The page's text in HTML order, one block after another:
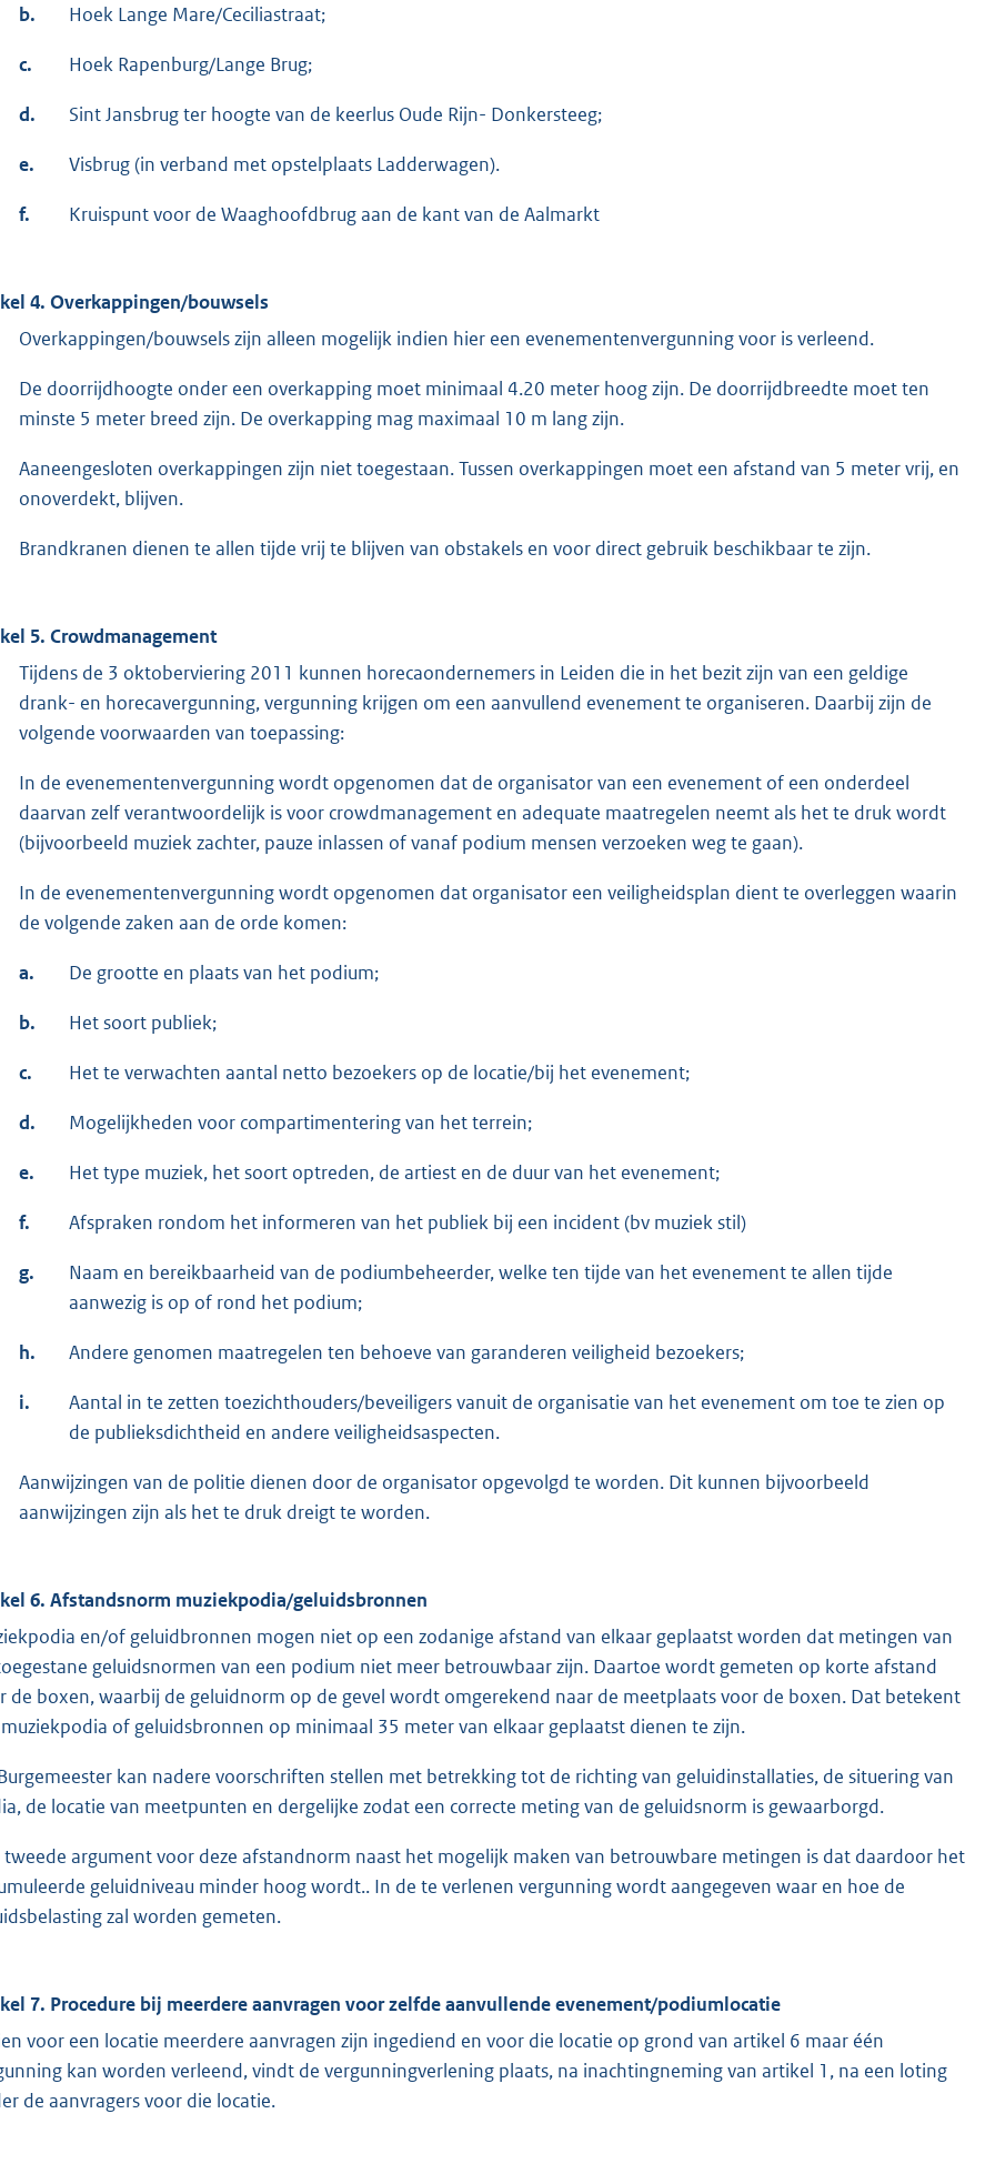
b. Hoek Lange Mare/Ceciliastraat;
c. Hoek Rapenburg/Lange Brug;
d. Sint Jansbrug ter hoogte van de keerlus Oude Rijn- Donkersteeg;
e. Visbrug (in verband met opstelplaats Ladderwagen).
f. Kruispunt voor de Waaghoofdbrug aan de kant van de Aalmarkt
4. Overkappingen/bouwsels
Overkappingen/bouwsels zijn alleen mogelijk indien hier een evenementenvergunning voor is verleend.
De doorrijdhoogte onder een overkapping moet minimaal 4.20 meter hoog zijn. De doorrijdbreedte moet ten
minste 5 meter breed zijn. De overkapping mag maximaal 10 m lang zijn.
Aaneengesloten overkappingen zijn niet toegestaan. Tussen overkappingen moet een afstand van 5 meter vrij, en
onoverdekt, blijven.
Brandkranen dienen te allen tijde vrij te blijven van obstakels en voor direct gebruik beschikbaar te zijn.
5. Crowdmanagement
Tijdens de 3 oktoberviering 2011 kunnen horecaondernemers in Leiden die in het bezit zijn van een geldige
drank- en horecavergunning, vergunning krijgen om een aanvullend evenement te organiseren. Daarbij zijn de
volgende voorwaarden van toepassing:
In de evenementenvergunning wordt opgenomen dat de organisator van een evenement of een onderdeel
daarvan zelf verantwoordelijk is voor crowdmanagement en adequate maatregelen neemt als het te druk wordt
(bijvoorbeeld muziek zachter, pauze inlassen of vanaf podium mensen verzoeken weg te gaan).
In de evenementenvergunning wordt opgenomen dat organisator een veiligheidsplan dient te overleggen waarin
de volgende zaken aan de orde komen:
a. De grootte en plaats van het podium;
b. Het soort publiek;
c. Het te verwachten aantal netto bezoekers op de locatie/bij het evenement;
d. Mogelijkheden voor compartimentering van het terrein;
e. Het type muziek, het soort optreden, de artiest en de duur van het evenement;
f. Afspraken rondom het informeren van het publiek bij een incident (bv muziek stil)
g.
Naam en bereikbaarheid van de podiumbeheerder, welke ten tijde van het evenement te allen tijde
aanwezig is op of rond het podium;
h. Andere genomen maatregelen ten behoeve van garanderen veiligheid bezoekers;
i.
Aantal in te zetten toezichthouders/beveiligers vanuit de organisatie van het evenement om toe te zien op
de publieksdichtheid en andere veiligheidsaspecten.
Aanwijzingen van de politie dienen door de organisator opgevolgd te worden. Dit kunnen bijvoorbeeld
aanwijzingen zijn als het te druk dreigt te worden.
6. Afstandsnorm muziekpodia/geluidsbronnen
en/of geluidbronnen mogen niet op een zodanige afstand van elkaar geplaatst worden dat metingen van
geluidsnormen van een podium niet meer betrouwbaar zijn. Daartoe wordt gemeten op korte afstand
de boxen, waarbij de geluidnorm op de gevel wordt omgerekend naar de meetplaats voor de boxen. Dat betekent
of geluidsbronnen op minimaal 35 meter van elkaar geplaatst dienen te zijn.
kan nadere voorschriften stellen met betrekking tot de richting van geluidinstallaties, de situering van
de locatie van meetpunten en dergelijke zodat een correcte meting van de geluidsnorm is gewaarborgd.
tweede argument voor deze afstandnorm naast het mogelijk maken van betrouwbare metingen is dat daardoor het
geluidniveau minder hoog wordt.. In de te verlenen vergunning wordt aangegeven waar en hoe de
zal worden gemeten.
7. Procedure bij meerdere aanvragen voor zelfde aanvullende evenement/podiumlocatie
voor een locatie meerdere aanvragen zijn ingediend en voor die locatie op grond van artikel 6 maar één
kan worden verleend, vindt de vergunningverlening plaats, na inachtingneming van artikel 1, na een loting
de aanvragers voor die locatie.